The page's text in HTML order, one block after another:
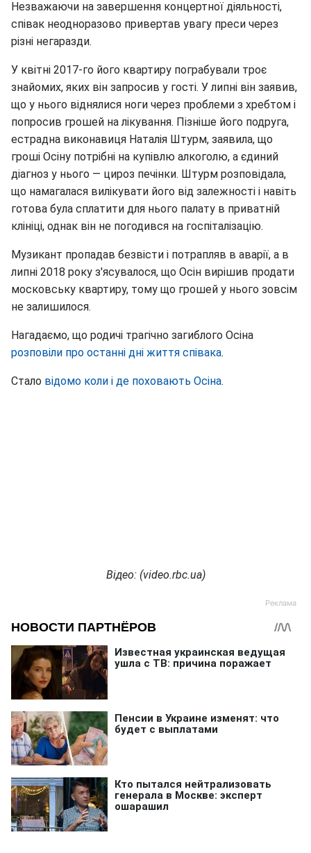
Незважаючи на завершення концертної діяльності,
співак неодноразово привертав увагу преси через
різні негаразди.
У квітні 2017-го його квартиру пограбували троє
знайомих, яких він запросив у гості. У липні він заявив,
що у нього віднялися ноги через проблеми з хребтом і
попросив грошей на лікування. Пізніше його подруга,
естрадна виконавиця Наталія Штурм, заявила, що
гроші Осіну потрібні на купівлю алкоголю, а єдиний
діагноз у нього — цироз печінки. Штурм розповідала,
що намагалася вилікувати його від залежності і навіть
готова була сплатити для нього палату в приватній
клініці, однак він не погодився на госпіталізацію.
Музикант пропадав безвісти і потрапляв в аварії, а в
липні 2018 року з'ясувалося, що Осін вирішив продати
московську квартиру, тому що грошей у нього зовсім
не залишилося.
Нагадаємо, що родичі трагічно загиблого Осіна
розповіли про останні дні життя співака.
Стало відомо коли і де поховають Осіна.
Відео: (video.rbc.ua)